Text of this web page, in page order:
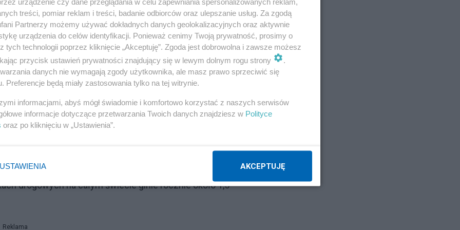
traci kilka tysięcy osób – a często ta liczba nie
drogowych na całym świecie ginie rocznie około 1,5
Reklama
treści, pomiar reklam i treści, badanie odbiorców oraz ulepszanie usług. Za zgodą
Partnerzy możemy używać dokładnych danych geolokalizacyjnych oraz aktywnie
urządzenia do celów identyfikacji. Ponieważ cenimy Twoją prywatność, prosimy o
tych technologii poprzez kliknięcie „Akceptuję”. Zgoda jest dobrowolna i zawsze możesz
przycisk ustawień prywatności znajdujący się w lewym dolnym rogu strony
.
danych nie wymagają zgody użytkownika, ale masz prawo sprzeciwić się
Preferencje będą miały zastosowania tylko na tej witrynie.
informacjami, abyś mógł świadomie i komfortowo korzystać z naszych serwisów
informacje dotyczące przetwarzania Twoich danych znajdziesz w Polityce
oraz po kliknięciu w „Ustawienia”.
USTAWIENIA AKCEPTUJĘ